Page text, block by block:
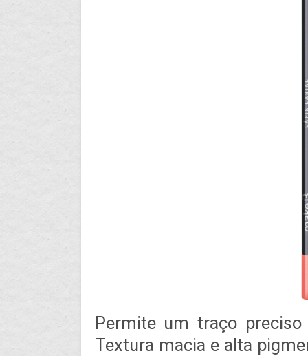
Permite um traço
Textura macia e alta